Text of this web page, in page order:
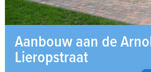
Aanbouw aan de
Lieropstraat